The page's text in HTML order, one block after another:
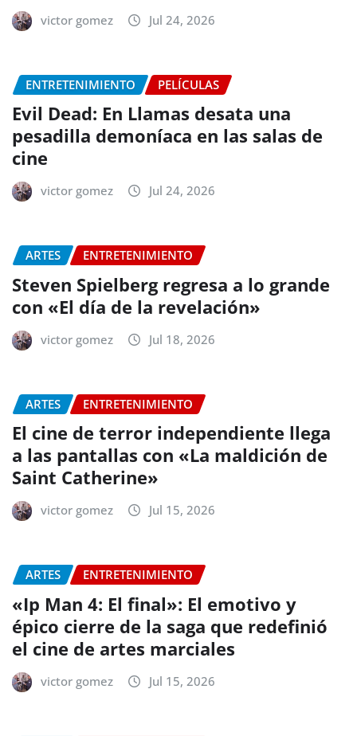
victor gomez Jul 24, 2026
ENTRETENIMIENTO PELÍCULAS
Evil Dead: En Llamas desata una
pesadilla demoníaca en las salas de
cine
victor gomez Jul 24, 2026
ARTES ENTRETENIMIENTO
Steven Spielberg regresa a lo grande
con «El día de la revelación»
victor gomez Jul 18, 2026
ARTES ENTRETENIMIENTO
El cine de terror independiente llega
a las pantallas con «La maldición de
Saint Catherine»
victor gomez Jul 15, 2026
ARTES ENTRETENIMIENTO
«Ip Man 4: El final»: El emotivo y
épico cierre de la saga que redefinió
el cine de artes marciales
victor gomez Jul 15, 2026